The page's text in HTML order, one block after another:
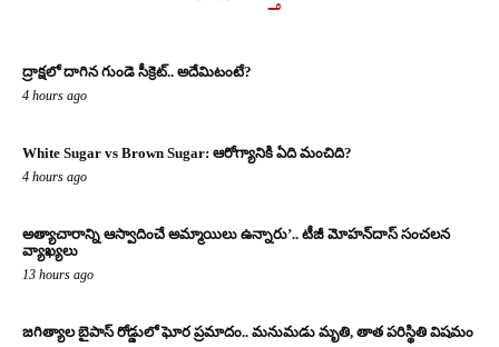
ద్రాక్షలో దాగిన గుండె సీక్రెట్.. అదేమిటంటే?
4 hours ago
White Sugar vs Brown Sugar: ఆరోగ్యానికి ఏది మంచిది?
4 hours ago
అత్యాచారాన్ని ఆస్వాదించే అమ్మాయిలు ఉన్నారు’.. టీజీ మోహన్‌దాస్‌ సంచలన
వ్యాఖ్యలు
13 hours ago
జగిత్యాల బైపాస్‌ రోడ్డులో ఘోర ప్రమాదం.. మనుమడు మృతి, తాత పరిస్థితి విషమం